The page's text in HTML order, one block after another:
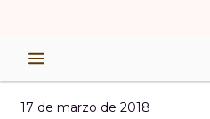
17 de marzo de 2018